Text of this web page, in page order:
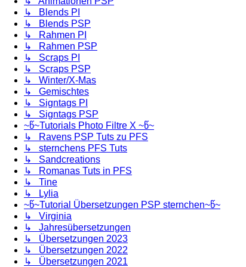
↳ Blends PI
↳ Blends PSP
↳ Rahmen PI
↳ Rahmen PSP
↳ Scraps PI
↳ Scraps PSP
↳ Winter/X-Mas
↳ Gemischtes
↳ Signtags PI
↳ Signtags PSP
~წ~Tutorials Photo Filtre X ~წ~
↳ Ravens PSP Tuts zu PFS
↳ sternchens PFS Tuts
↳ Sandcreations
↳ Romanas Tuts in PFS
↳ Tine
↳ Lylia
~წ~Tutorial Übersetzungen PSP sternchen~წ~
↳ Virginia
↳ Jahresübersetzungen
↳ Übersetzungen 2023
↳ Übersetzungen 2022
↳ Übersetzungen 2021